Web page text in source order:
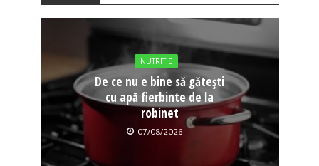
NUTRITIE
De ce nu e bine să gătești
cu apă fierbinte de la
robinet
07/08/2026